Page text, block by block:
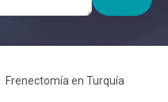
Frenectomía en Turquía